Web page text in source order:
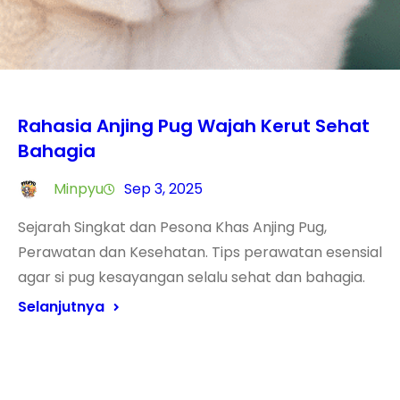
Rahasia Anjing Pug Wajah Kerut Sehat
Bahagia
Minpyu
Sep 3, 2025
Sejarah Singkat dan Pesona Khas Anjing Pug,
Perawatan dan Kesehatan. Tips perawatan esensial
agar si pug kesayangan selalu sehat dan bahagia.
Selanjutnya